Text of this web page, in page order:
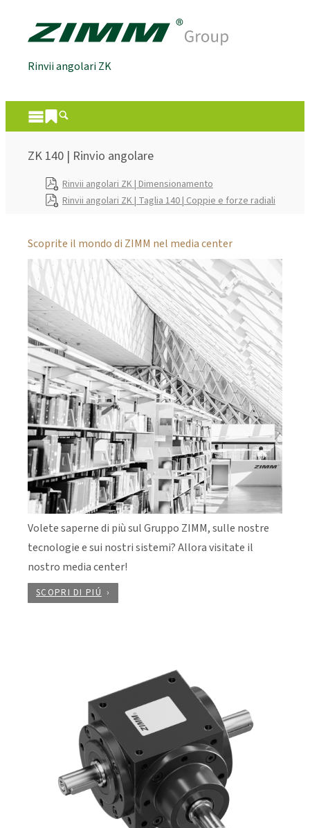
Rinvii angolari ZK
ZK 140 | Rinvio angolare
Rinvii angolari ZK | Dimensionamento
Rinvii angolari ZK | Taglia 140 | Coppie e forze radiali
Scoprite il mondo di ZIMM nel media center
Volete saperne di più sul Gruppo ZIMM, sulle nostre
tecnologie e sui nostri sistemi? Allora visitate il
nostro media center!
SCOPRI DI PIÚ